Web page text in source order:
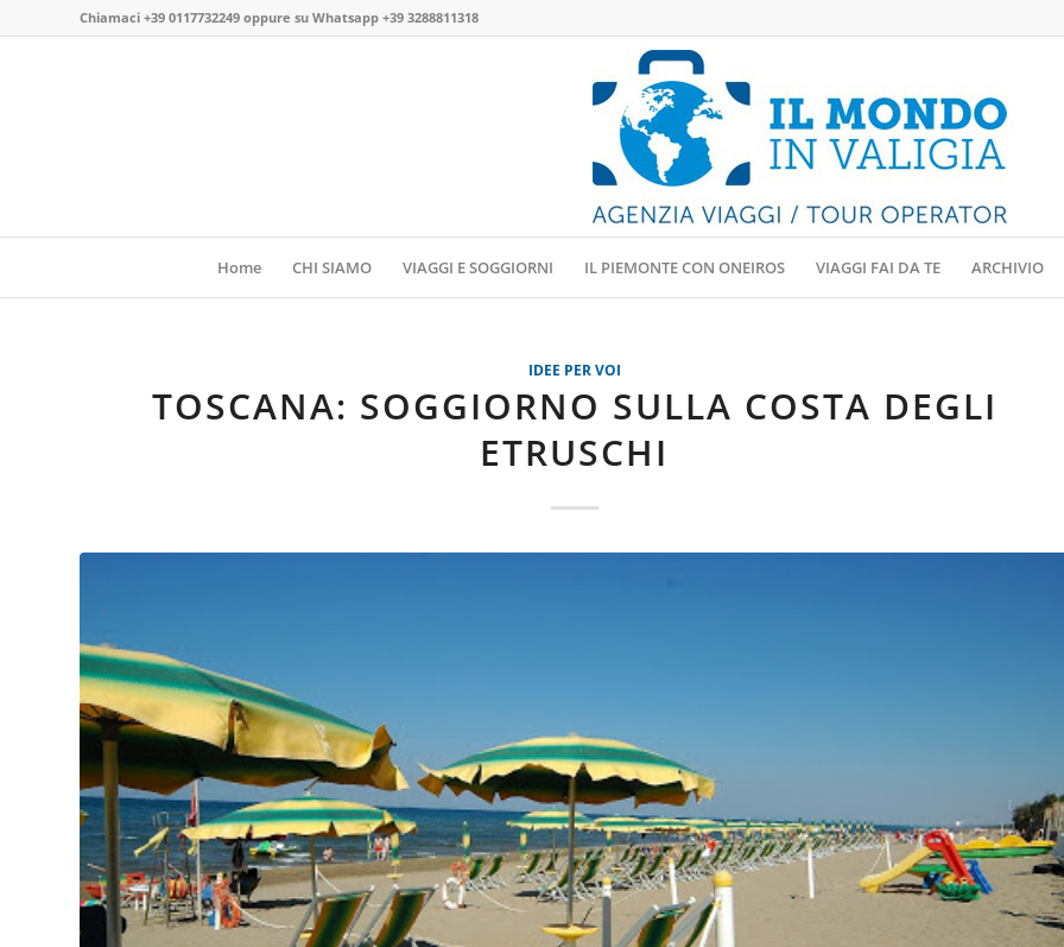
Chiamaci +39 0117732249 oppure su Whatsapp +39 3288811318
Home CHI SIAMO VIAGGI E SOGGIORNI IL PIEMONTE CON ONEIROS VIAGGI FAI DA TE ARCHIVIO
IDEE PER VOI
TOSCANA: SOGGIORNO SULLA COSTA DEGLI
ETRUSCHI